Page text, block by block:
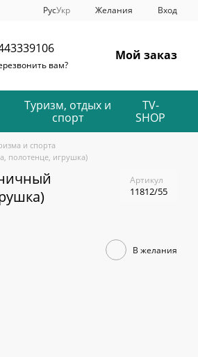
РусУкр Желания Вход
вам?
Мой заказ
Туризм, отдых и
спорт
TV-
SHOP
и спорта
полотенце, игрушка)
Артикул
11812/55
В желания